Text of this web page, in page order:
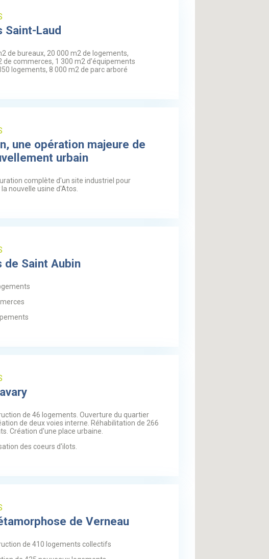
Saint-Laud
de bureaux, 20 000 m2 de logements,
de commerces, 1 300 m2 d’équipements
logements, 8 000 m2 de parc arboré
une opération majeure de
urbain
complète d'un site industriel pour
nouvelle usine d'Atos.
de Saint Aubin
de 46 logements. Ouverture du quartier
de deux voies interne. Réhabilitation de 266
Création d'une place urbaine.
des coeurs d'ilots.
de Verneau
de 410 logements collectifs